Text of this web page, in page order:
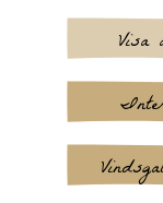
Visa